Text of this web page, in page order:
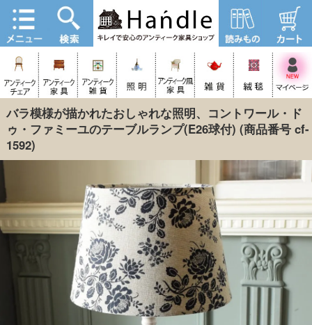
バラ模様が描かれたおしゃれな照明、コントワール・ド
ゥ・ファミーユのテーブルランプ(E26球付) (商品番号 cf-
1592)